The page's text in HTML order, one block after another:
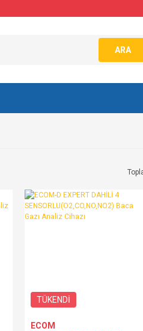
ARA
TÜKENDİ
ECOM